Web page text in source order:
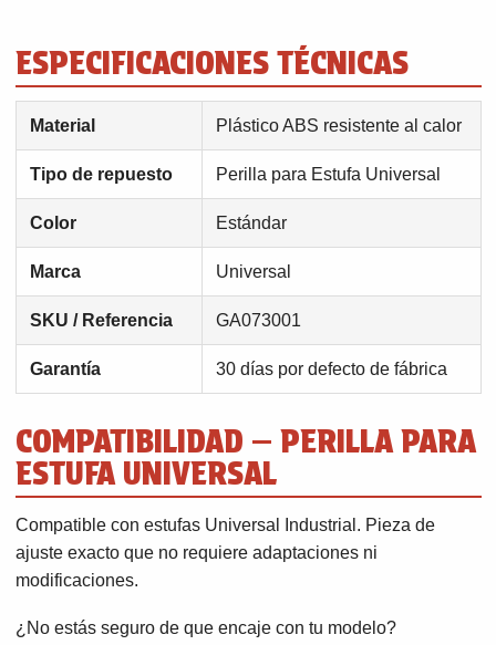
ESPECIFICACIONES TÉCNICAS
Material Plástico ABS resistente al calor
Tipo de repuesto Perilla para Estufa Universal
Color Estándar
Marca Universal
SKU / Referencia GA073001
Garantía 30 días por defecto de fábrica
COMPATIBILIDAD — PERILLA PARA
ESTUFA UNIVERSAL
Compatible con estufas Universal Industrial. Pieza de
ajuste exacto que no requiere adaptaciones ni
modificaciones.
¿No estás seguro de que encaje con tu modelo?